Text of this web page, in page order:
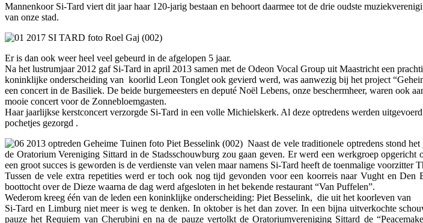
Mannenkoor Si-Tard viert dit jaar haar 120-jarig bestaan en behoort daarmee tot de drie oudste
van onze stad.
Er is dan ook weer heel veel gebeurd in de afgelopen 5 jaar.
Na het lustrumjaar 2012 gaf Si-Tard in april 2013 samen met de Odeon Vocal Group uit Maastricht een
koninklijke onderscheiding van koorlid Leon Tonglet ook gevierd werd, was aanwezig bij het project
een concert in de Basiliek. De beide burgemeesters en deputé Noël Lebens, onze beschermheer, waren
mooie concert voor de Zonnebloemgasten.
Haar jaarlijkse kerstconcert verzorgde Si-Tard in een volle Michielskerk. Al deze optredens werden
pochetjes gezorgd .
Naast de vele traditionele optredens stond
de Oratorium Vereniging Sittard in de Stadsschouwburg zou gaan geven. Er werd een werkgroep
een groot succes is geworden is de verdienste van velen maar namens Si-Tard heeft de toenmalige voorzitter
Tussen de vele extra repetities werd er toch ook nog tijd gevonden voor een koorreis naar Vught en
boottocht over de Dieze waarna de dag werd afgesloten in het bekende restaurant “Van Puffelen”.
Wederom kreeg één van de leden een koninklijke onderscheiding: Piet Besselink, die uit het koorleven van
Si-Tard en Limburg niet meer is weg te denken. In oktober is het dan zover. In een bijna uitverkochte
pauze het Requiem van Cherubini en na de pauze vertolkt de Oratoriumvereniging Sittard de